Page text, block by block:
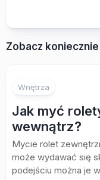
Zobacz koniecznie
Wnętrza
Jak myć
wewnątrz?
Mycie rolet
może wydawać się
podejściu można je